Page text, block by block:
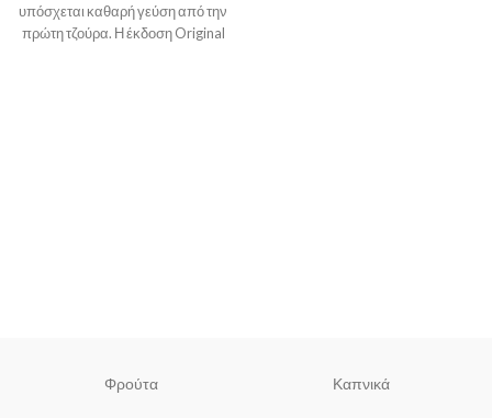
υπόσχεται καθαρή γεύση από την
πρώτη τζούρα. Η έκδοση Original
Φρούτα Καπνικά